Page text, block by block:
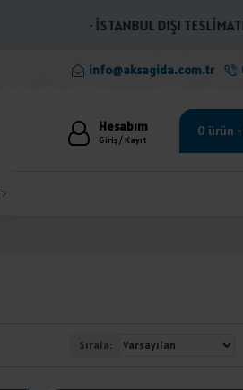
· İSTANBUL DIŞI TESLİMATLAR
info@aksagida.com.tr
Hesabım
Giriş / Kayıt
0 ürün
Sırala: